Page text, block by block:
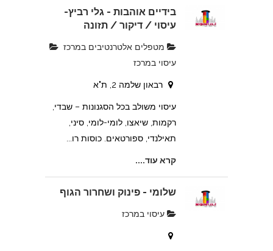
בידיים אוהבות - גלי רביץ-
עיסוי / דיקור / תזונה
מטפלים אלטרנטיבים במרכז
עיסוי במרכז
רבאון שלמה 2, ת"א
עיסוי משולב בכל הסגנונות – שבדי,
רקמות, שיאצו, לומי-לומי, סיני,
תאילנדי, ספורטאים. כוסות רו...
קרא עוד....
שלומי - פינוק ושחרור הגוף
עיסוי במרכז